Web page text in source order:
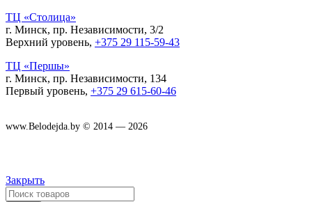
ТЦ «Столица»
г. Минск, пр. Независимости, 3/2
Верхний уровень, +375 29 115-59-43
ТЦ «Першы»
г. Минск, пр. Независимости, 134
Первый уровень, +375 29 615-60-46
www.Belodejda.by © 2014 — 2026
Закрыть